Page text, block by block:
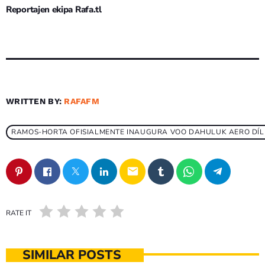
Reportajen ekipa Rafa.tl
WRITTEN BY: RAFAFM
RAMOS-HORTA OFISIALMENTE INAUGURA VOO DAHULUK AERO
email
RATE IT
SIMILAR POSTS